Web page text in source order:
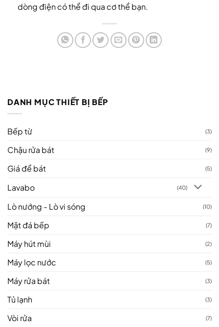
dòng điện có thể đi qua cơ thể bạn.
DANH MỤC THIẾT BỊ BẾP
Bếp từ (3)
Chậu rửa bát (9)
Giá để bát (5)
Lavabo (40)
Lò nướng - Lò vi sóng (10)
Mặt đá bếp (7)
Máy hút mùi (2)
Máy lọc nước (5)
Máy rửa bát (3)
Tủ lạnh (3)
Vòi rửa (7)